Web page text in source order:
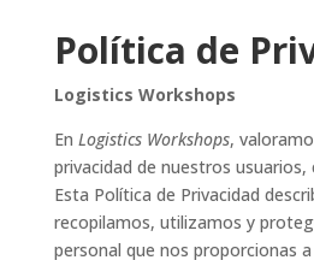
Política de
Logistics Workshops
En Logistics Workshops,
privacidad de nuestros
Esta Política de Privacidad
recopilamos, utilizamos y
personal que nos proporcionas